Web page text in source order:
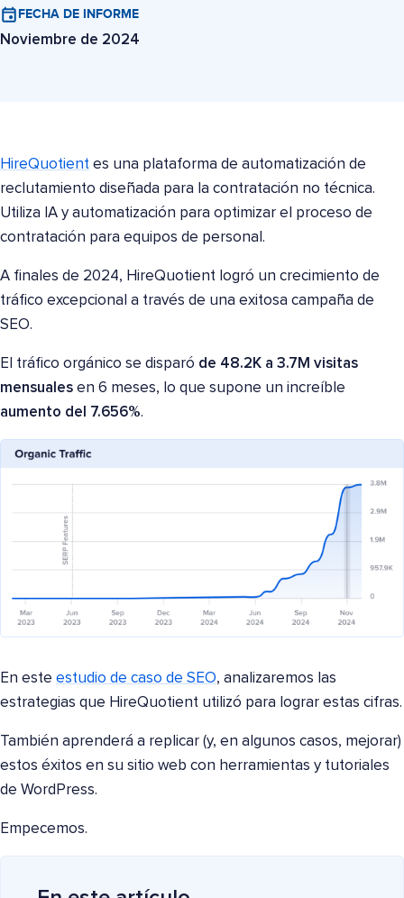
FECHA DE INFORME
Noviembre de 2024
HireQuotient es una plataforma de automatización de
reclutamiento diseñada para la contratación no técnica.
Utiliza IA y automatización para optimizar el proceso de
contratación para equipos de personal.
A finales de 2024, HireQuotient logró un crecimiento de
tráfico excepcional a través de una exitosa campaña de
SEO.
El tráfico orgánico se disparó de 48.2K a 3.7M visitas
mensuales en 6 meses, lo que supone un increíble
aumento del 7.656%.
En este estudio de caso de SEO, analizaremos las
estrategias que HireQuotient utilizó para lograr estas cifras.
También aprenderá a replicar (y, en algunos casos, mejorar)
estos éxitos en su sitio web con herramientas y tutoriales
de WordPress.
Empecemos.